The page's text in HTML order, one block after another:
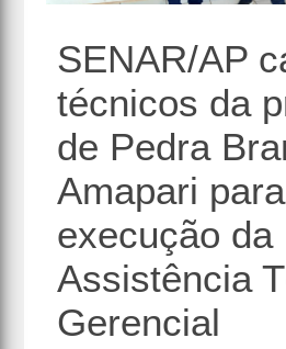
SENAR/AP
técnicos da
de Pedra
Amapari
execução da
Assistência
Gerencial